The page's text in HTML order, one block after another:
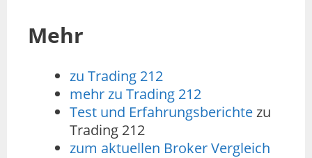
Mehr
zu Trading 212
mehr zu Trading 212
Test und Erfahrungsberichtezu
Trading 212
zum aktuellen Broker Vergleich